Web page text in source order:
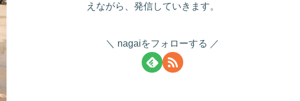
えながら、発信していきます。
nagaiをフォローする